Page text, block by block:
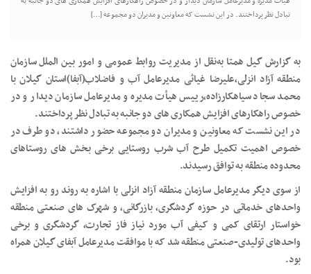
تبادل نظر پرداختند. در این نشست که معاونین و مدیران دو مجموعه […]
به گزارش گیل همتا به‌نقل از مدیریت روابط عمومی و امور بین الملل سازمان
منطقه آزاد انزلی،علیرضا غیاثی مدیرعامل آب و فاضلاب(آبفا)استان گیلان با
محمد سجاد سیاهکارزاده،رییس هیأت مدیره و مدیرعامل سازمان دیدار و در
خصوص راهکارهای افزایش همکاری های دو جانبه به تبادل نظر پرداختند.
در این نشست که معاونین و مدیران دو مجموعه حضور داشتند، دو طرف در
خصوص اهمیت تکمیل طرح آب شرب روستایی برخی بخش های روستاهای
محدوده منطقه به توافق رسیدند.
از سوی دیگر مدیرعامل سازمان منطقه آزاد انزلی با اشاره به روند رو به افزایش
واحدهای خدماتی در حوزه گردشگری، بازرگانی، و شهرک های صنعتی منطقه
خواستار ارتقای کمی و کیفی آب مورد نیاز فاز تجارت، گردشگری و برخی
واحدهای تولیدی-صنعتی منطقه شد که با موافقت مدیرعامل آبفای گیلان همراه
بود.